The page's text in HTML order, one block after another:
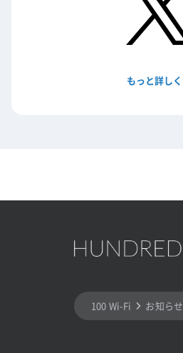
もっと詳しく
100 Wi-Fi お知らせ